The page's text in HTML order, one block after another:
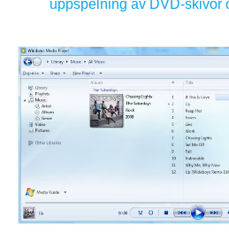
uppspelning av DVD-skivor